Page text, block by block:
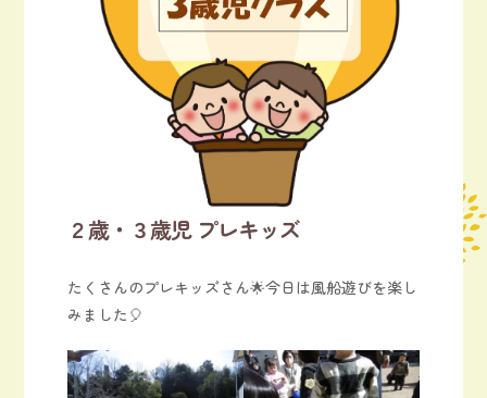
２歳・３歳児 プレキッズ
たくさんのプレキッズさん🌟今日は風船遊びを楽し
みました🎈